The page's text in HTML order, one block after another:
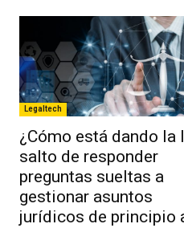
Legaltech
¿Cómo está dando la
salto de responder
preguntas sueltas a
gestionar asuntos
jurídicos de principio